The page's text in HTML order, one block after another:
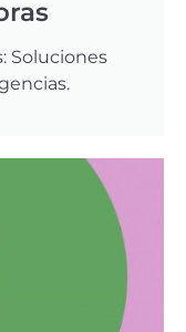
Soluciones